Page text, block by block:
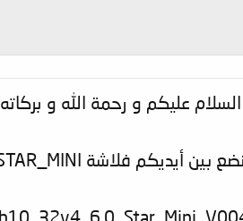
السلام عليكم و رحمة الله و بركاته
نضع بين أيديكم فلاشة STAR_MINI